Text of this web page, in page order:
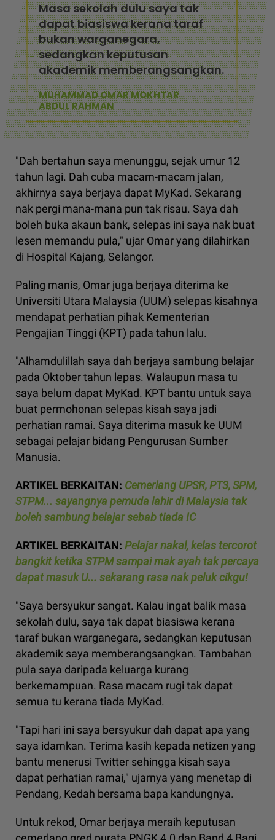
Masa sekolah dulu saya tak
dapat biasiswa kerana taraf
bukan warganegara,
sedangkan keputusan
akademik memberangsangkan.
MUHAMMAD OMAR MOKHTAR
ABDUL RAHMAN
"Dah bertahun saya menunggu, sejak umur 12
tahun lagi. Dah cuba macam-macam jalan,
akhirnya saya berjaya dapat MyKad. Sekarang
nak pergi mana-mana pun tak risau. Saya dah
boleh buka akaun bank, selepas ini saya nak buat
lesen memandu pula," ujar Omar yang dilahirkan
di Hospital Kajang, Selangor.
Paling manis, Omar juga berjaya diterima ke
Universiti Utara Malaysia (UUM) selepas kisahnya
mendapat perhatian pihak Kementerian
Pengajian Tinggi (KPT) pada tahun lalu.
"Alhamdulillah saya dah berjaya sambung belajar
pada Oktober tahun lepas. Walaupun masa tu
saya belum dapat MyKad. KPT bantu untuk saya
buat permohonan selepas kisah saya jadi
perhatian ramai. Saya diterima masuk ke UUM
sebagai pelajar bidang Pengurusan Sumber
Manusia.
ARTIKEL BERKAITAN: Cemerlang UPSR, PT3, SPM,
STPM... sayangnya pemuda lahir di Malaysia tak
boleh sambung belajar sebab tiada IC
ARTIKEL BERKAITAN: Pelajar nakal, kelas tercorot
bangkit ketika STPM sampai mak ayah tak percaya
dapat masuk U... sekarang rasa nak peluk cikgu!
"Saya bersyukur sangat. Kalau ingat balik masa
sekolah dulu, saya tak dapat biasiswa kerana
taraf bukan warganegara, sedangkan keputusan
akademik saya memberangsangkan. Tambahan
pula saya daripada keluarga kurang
berkemampuan. Rasa macam rugi tak dapat
semua tu kerana tiada MyKad.
"Tapi hari ini saya bersyukur dah dapat apa yang
saya idamkan. Terima kasih kepada netizen yang
bantu menerusi Twitter sehingga kisah saya
dapat perhatian ramai," ujarnya yang menetap di
Pendang, Kedah bersama bapa kandungnya.
Untuk rekod, Omar berjaya meraih keputusan